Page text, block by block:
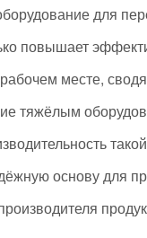
для
повышает
месте,
тяжёлым
основу для